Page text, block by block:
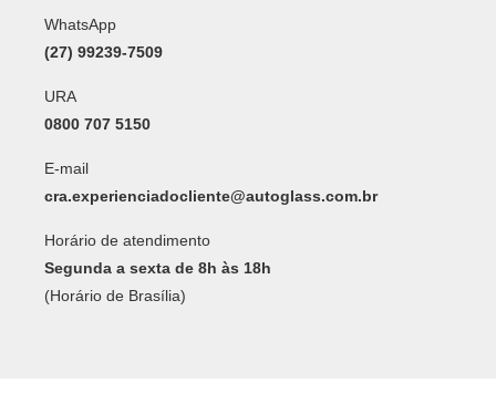
WhatsApp
(27) 99239-7509
URA
0800 707 5150
E-mail
cra.experienciadocliente@autoglass.com.br
Horário de atendimento
Segunda a sexta de 8h às 18h
(Horário de Brasília)